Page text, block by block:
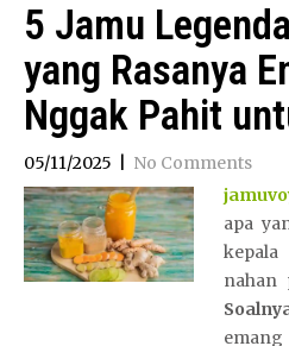
5 Jamu
yang Rasanya
Nggak Pahit
05/11/2025
No Comments
apa
nahan